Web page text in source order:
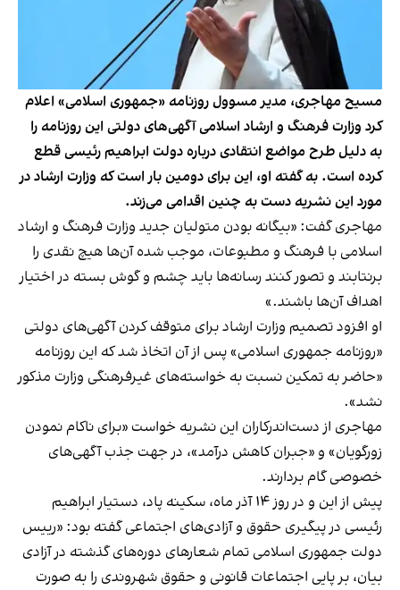
مسیح مهاجری، مدیر مسوول روزنامه «جمهوری اسلامی» اعلام
کرد وزارت فرهنگ و ارشاد اسلامی آگهی‌های دولتی این روزنامه را
به دلیل طرح مواضع انتقادی درباره دولت ابراهیم رئیسی قطع
کرده است. به گفته او، این برای دومین بار است که وزارت ارشاد در
مورد این نشریه دست به چنین اقدامی می‌زند.
مهاجری گفت: «بیگا‌نه بودن متولیان جدید وزارت فرهنگ و ارشاد
اسلامی با فرهنگ و مطبوعات، موجب شده آن‌ها هیچ نقدی را
برنتابند و تصور کنند رسانه‌ها باید چشم و گوش بسته در اختیار
اهداف آن‌ها باشند.»
او افزود تصمیم وزارت ارشاد برای متوقف کردن آگهی‌های دولتی
«روزنامه جمهوری اسلامی» پس از آن اتخاذ شد که این روزنامه
«حاضر به تمکین نسبت به خواسته‌های غیر‌فرهنگی وزارت مذکور
نشد».
مهاجری از دست‌اندرکاران این نشریه خواست «برای ناکام نمودن
زورگویان» و «جبران کاهش درآمد»، در جهت جذب آگهی‌های
خصوصی گام بردارند.
پیش از این و در روز ۱۴ آذر ماه، سکینه پاد، دستیار ابراهیم
رئیسی در پیگیری حقوق و آزادی‌های اجتماعی گفته بود: «رییس
دولت جمهوری اسلامی تمام شعارهای دوره‌های گذشته در آزادی
بیان، بر پایی اجتماعات قانونی و حقوق شهروندی را به صورت